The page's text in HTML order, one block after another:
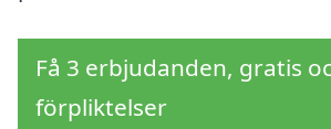
Få 3 erbjudanden, gratis
förpliktelser